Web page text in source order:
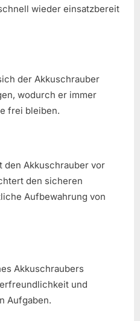
wieder einsatzbereit
der Akkuschrauber
wodurch er immer
frei bleiben.
den Akkuschrauber vor
den sicheren
Aufbewahrung von
Akkuschraubers
und
Aufgaben.